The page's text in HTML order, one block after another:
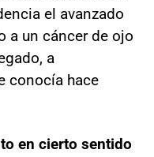
el avanzado
a un cáncer de ojo
a
conocía hace
en cierto sentido